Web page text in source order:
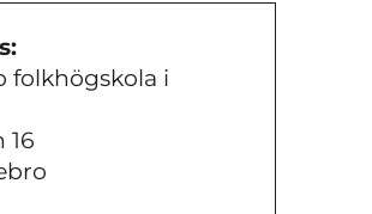
folkhögskola i
16